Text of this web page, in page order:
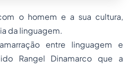
o homem e a sua cultura,
da linguagem.
entre linguagem e
Rangel Dinamarco que a